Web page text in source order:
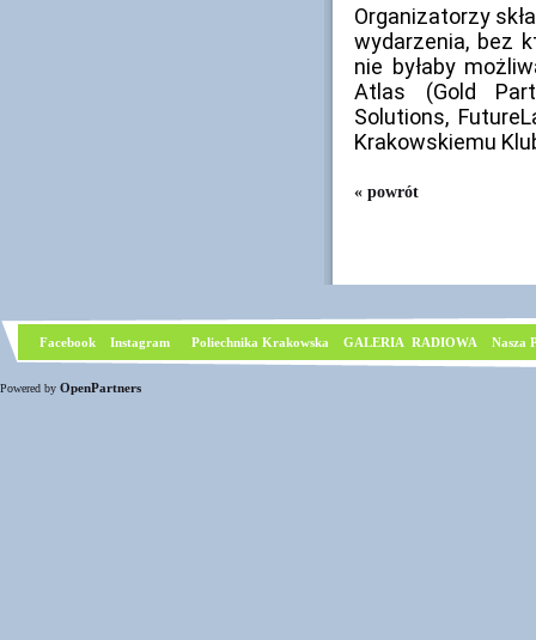
Organizatorzy
wydarzenia, bez
nie byłaby
Atlas (Gold
Solutions,
Krakowskiemu
« powrót
Facebook Instagram Poliechnika Krakowska GALERIA RADIOWA Nasza
Powered by OpenPartners